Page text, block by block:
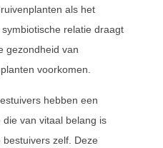
als het
relatie draagt
gezondheid van
voorkomen.
hebben een
van vitaal belang is
zelf. Deze